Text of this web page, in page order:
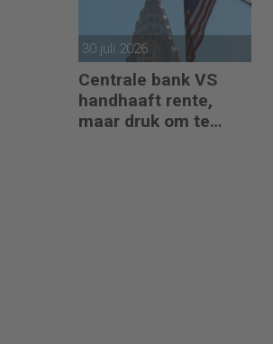
30 juli 2026
Centrale bank VS
handhaaft rente,
maar druk om te